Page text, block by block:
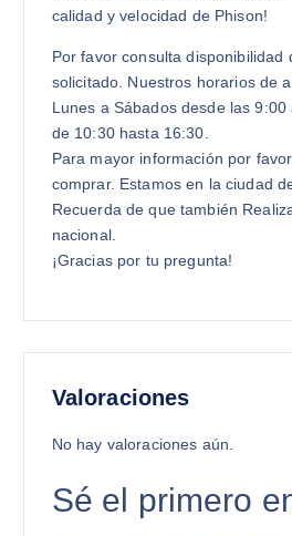
calidad y velocidad de Phison!
Por favor consulta disponibilidad
solicitado. Nuestros horarios de
Lunes a Sábados desde las
de 10:30 hasta 16:30.
Para mayor información por
comprar. Estamos en la ciudad
Recuerda de que también
nacional.
¡Gracias por tu pregunta!
Valoraciones
No hay valoraciones aún.
Sé el primero